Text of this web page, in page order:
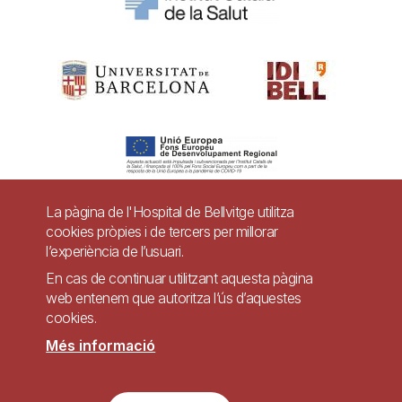
Pie
página
Contacte
Accessibilitat Avís legal Ajuda
Lloc web accessible de conformitat amb el Reial Decret 1112/2018, de 7 de
La pàgina de l'Hospital de Bellvitge utilitza
cookies pròpies i de tercers per millorar
l’experiència de l’usuari.
En cas de continuar utilitzant aquesta pàgina
web entenem que autoritza l’ús d’aquestes
cookies.
Més informació